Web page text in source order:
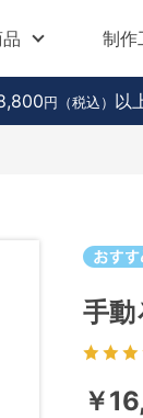
制作
8,800 円（税込） 以
手
￥